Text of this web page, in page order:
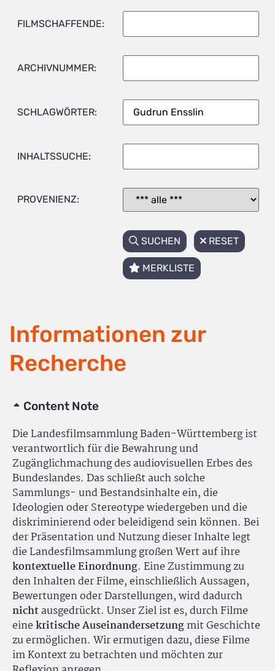
FILMSCHAFFENDE:
ARCHIVNUMMER:
SCHLAGWÖRTER:
INHALTSSUCHE:
PROVENIENZ:
SUCHEN RESET
MERKLISTE
Informationen zur
Recherche
Content Note
Die Landesfilmsammlung Baden-Württemberg ist
verantwortlich für die Bewahrung und
Zugänglichmachung des audiovisuellen Erbes des
Bundeslandes. Das schließt auch solche
Sammlungs- und Bestandsinhalte ein, die
Ideologien oder Stereotype wiedergeben und die
diskriminierend oder beleidigend sein können. Bei
der Präsentation und Nutzung dieser Inhalte legt
die Landesfilmsammlung großen Wert auf ihre
kontextuelle Einordnung. Eine Zustimmung zu
den Inhalten der Filme, einschließlich Aussagen,
Bewertungen oder Darstellungen, wird dadurch
nichtausgedrückt. Unser Ziel ist es, durch Filme
einekritische Auseinandersetzungmit Geschichte
zu ermöglichen. Wir ermutigen dazu, diese Filme
im Kontext zu betrachten und möchten zur